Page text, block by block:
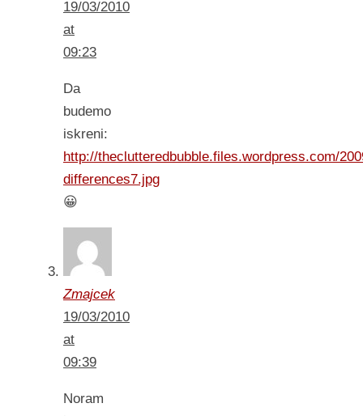
19/03/2010
at
09:23
Da
budemo
iskreni:
http://theclutteredbubble.files.wordpress.com/
differences7.jpg
😀
Zmajcek
19/03/2010
at
09:39
Noram